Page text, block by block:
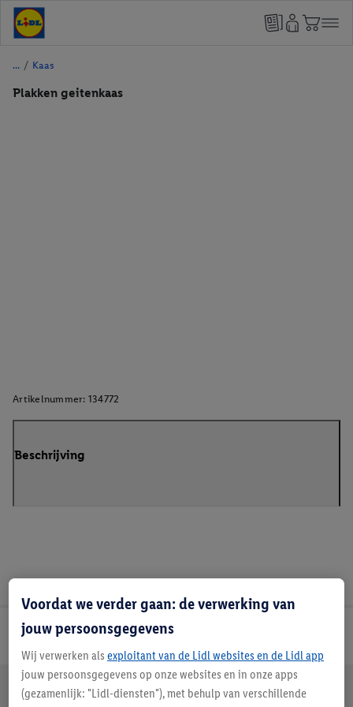
/ Kaas
Plakken geitenkaas
Artikelnummer: 134772
Beschrijving
Lidl Nieuwsbrief
Jouw voordelen bij ons als Lidl webshop klant
Gratis retourneren Veilig winkelen
Voordat we verder gaan: de verwerking van
jouw persoonsgegevens
Wij verwerken als exploitant van de Lidl websites en de Lidl app
jouw persoonsgegevens op onze websites en in onze apps
(gezamenlijk: "Lidl-diensten"), met behulp van verschillende